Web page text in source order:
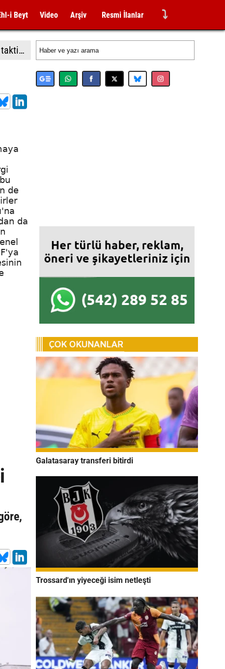
i Beyt Video Arşiv Resmi İlanlar ⤵
Almanya İçişleri Bakan Dobrindt: "Leipzig Havalimanı'ndaki İHA saldırısı girişimi amatörce taktiklere işaret etmiyor"
de
da
Galatasaray transferi bitirdi
Trossard'ın yiyeceği isim netleşti